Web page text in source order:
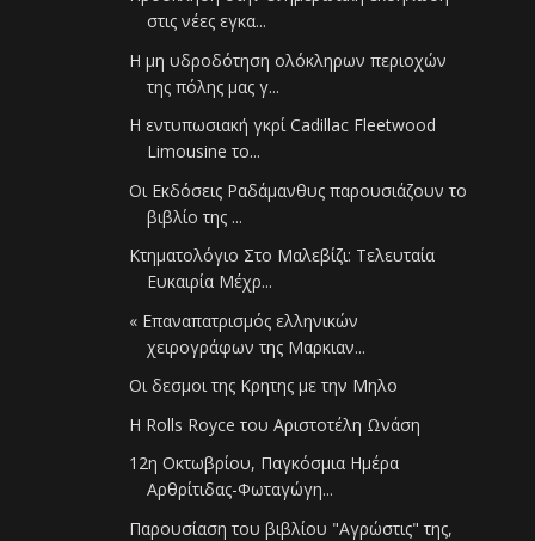
στις νέες εγκα...
Η μη υδροδότηση ολόκληρων περιοχών
της πόλης μας γ...
Η εντυπωσιακή γκρί Cadillac Fleetwood
Limousine το...
Οι Εκδόσεις Ραδάμανθυς παρουσιάζουν το
βιβλίο της ...
Κτηματολόγιο Στο Μαλεβίζι: Τελευταία
Ευκαιρία Μέχρ...
« Επαναπατρισμός ελληνικών
χειρογράφων της Μαρκιαν...
Οι δεσμοι της Κρητης με την Μηλο
Η Rolls Royce του Αριστοτέλη Ωνάση
12η Οκτωβρίου, Παγκόσμια Ημέρα
Αρθρίτιδας-Φωταγώγη...
Παρουσίαση του βιβλίου "Αγρώστις" της,